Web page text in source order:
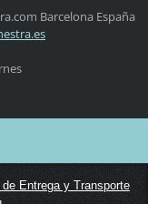
Barcelona España
ra.es
Entrega y Transporte